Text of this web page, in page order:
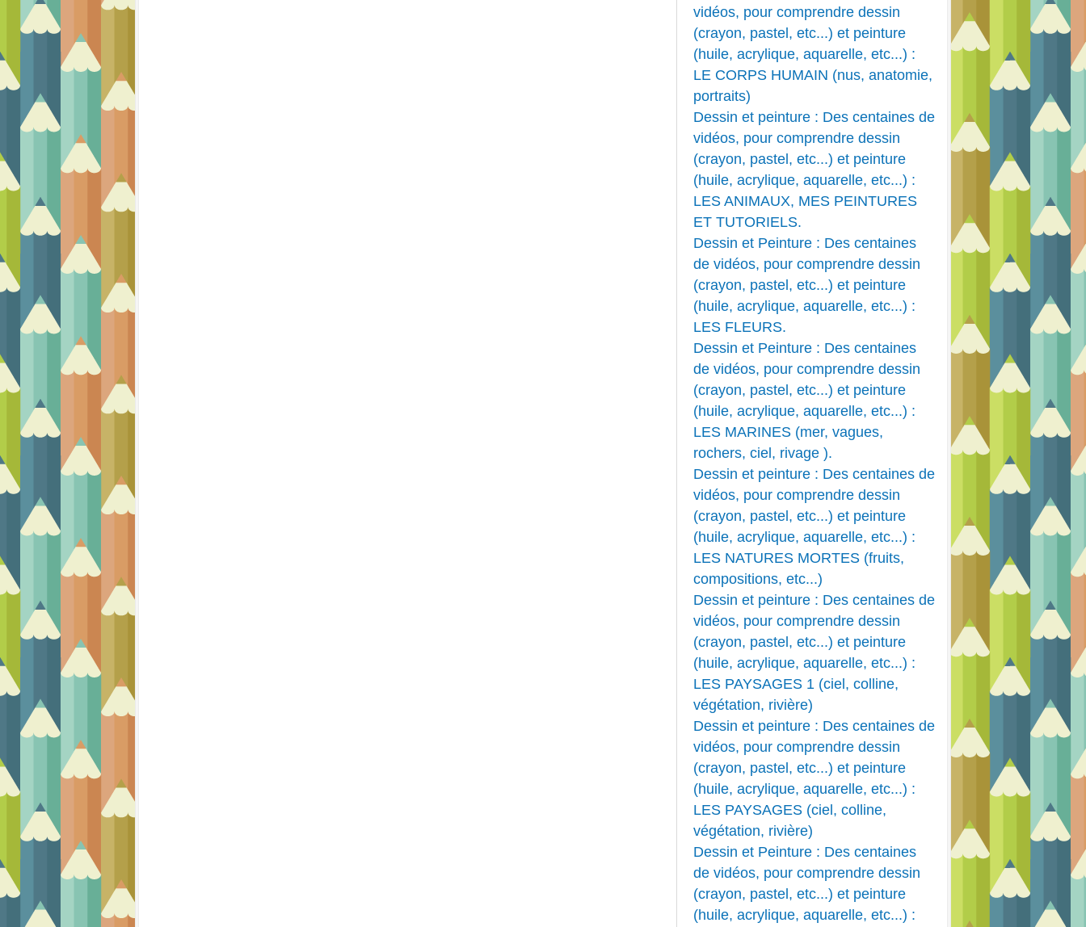
vidéos, pour comprendre dessin
(crayon, pastel, etc...) et peinture
(huile, acrylique, aquarelle, etc...) :
LE CORPS HUMAIN (nus, anatomie,
portraits)
Dessin et peinture : Des centaines de
vidéos, pour comprendre dessin
(crayon, pastel, etc...) et peinture
(huile, acrylique, aquarelle, etc...) :
LES ANIMAUX, MES PEINTURES
ET TUTORIELS.
Dessin et Peinture : Des centaines
de vidéos, pour comprendre dessin
(crayon, pastel, etc...) et peinture
(huile, acrylique, aquarelle, etc...) :
LES FLEURS.
Dessin et Peinture : Des centaines
de vidéos, pour comprendre dessin
(crayon, pastel, etc...) et peinture
(huile, acrylique, aquarelle, etc...) :
LES MARINES (mer, vagues,
rochers, ciel, rivage ).
Dessin et peinture : Des centaines de
vidéos, pour comprendre dessin
(crayon, pastel, etc...) et peinture
(huile, acrylique, aquarelle, etc...) :
LES NATURES MORTES (fruits,
compositions, etc...)
Dessin et peinture : Des centaines de
vidéos, pour comprendre dessin
(crayon, pastel, etc...) et peinture
(huile, acrylique, aquarelle, etc...) :
LES PAYSAGES 1 (ciel, colline,
végétation, rivière)
Dessin et peinture : Des centaines de
vidéos, pour comprendre dessin
(crayon, pastel, etc...) et peinture
(huile, acrylique, aquarelle, etc...) :
LES PAYSAGES (ciel, colline,
végétation, rivière)
Dessin et Peinture : Des centaines
de vidéos, pour comprendre dessin
(crayon, pastel, etc...) et peinture
(huile, acrylique, aquarelle, etc...) :